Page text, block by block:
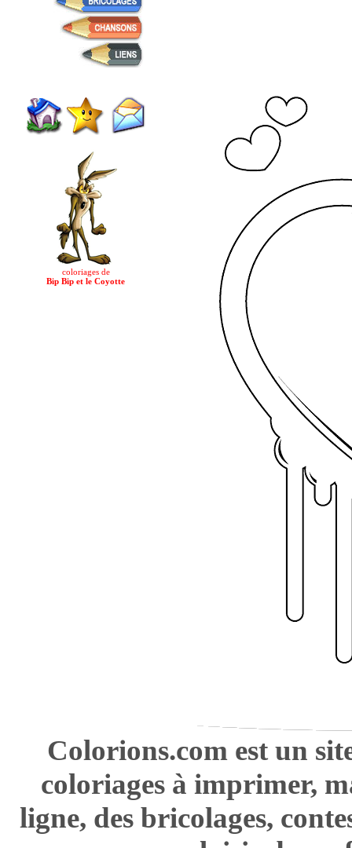
coloriages de
Bip Bip et le Coyotte
Colorions.com est un
coloriages à imprimer,
ligne, des bricolages,